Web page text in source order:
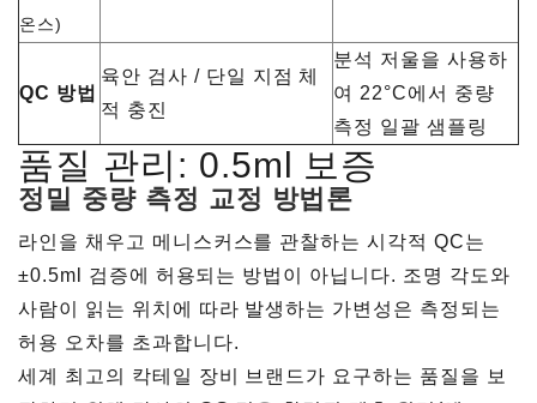
온스)
QC 방법
육안 검사 / 단일 지점 체
적 충진
분석 저울을 사용하
여 22°C에서 중량
측정 일괄 샘플링
품질 관리: 0.5ml 보증
정밀 중량 측정 교정 방법론
라인을 채우고 메니스커스를 관찰하는 시각적 QC는
±0.5ml 검증에 허용되는 방법이 아닙니다. 조명 각도와
사람이 읽는 위치에 따라 발생하는 가변성은 측정되는
허용 오차를 초과합니다.
세계 최고의 칵테일 장비 브랜드가 요구하는 품질을 보